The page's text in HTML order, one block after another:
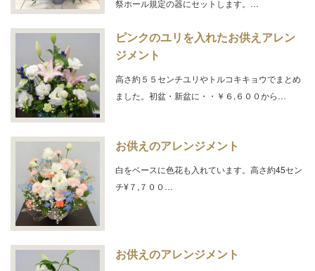
祭ホール規定の器にセットします。…
ピンクのユリを入れたお供えアレン
ジメント
高さ約５５センチユリやトルコキキョウでまとめ
ました。初盆・新盆に・・￥６,６００から…
お供えのアレンジメント
白をベースに色花も入れています。高さ約45セン
チ¥７,７００…
お供えのアレンジメント